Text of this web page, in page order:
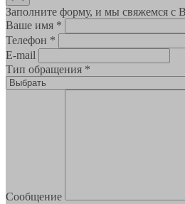
Заполните форму, и мы свяжемся с
Ваше имя *
Телефон *
E-mail
Тип обращения *
Сообщение